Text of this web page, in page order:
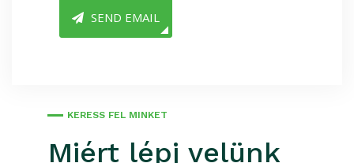
SEND EMAIL
KERESS FEL MINKET
Miért lépj velünk